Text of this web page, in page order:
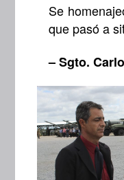
Se
que pasó a
– Sgto.